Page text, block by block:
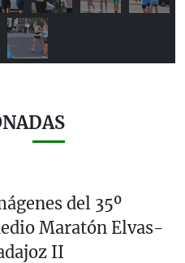
del 35º
Maratón Elvas-
II